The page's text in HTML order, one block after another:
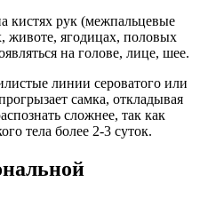
кистях рук (межпальцевые
животе, ягодицах, половых
на голове, лице, шее.
линии сероватого или
самка, откладывая
сложнее, так как
тела более 2-3 суток.